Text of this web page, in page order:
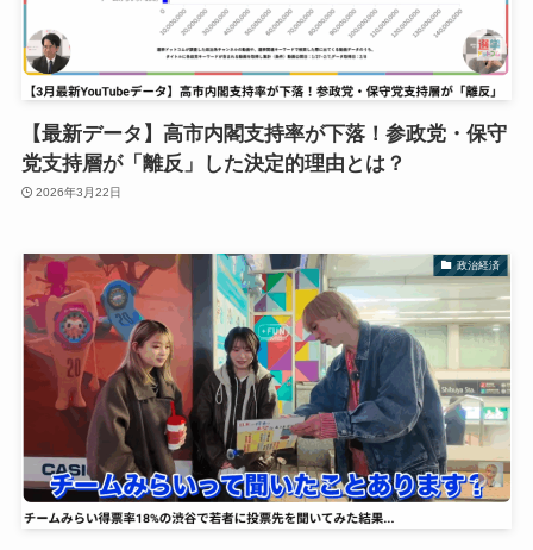
【最新データ】高市内閣支持率が下落！参政党・保守
党支持層が「離反」した決定的理由とは？
2026年3月22日
政治経済